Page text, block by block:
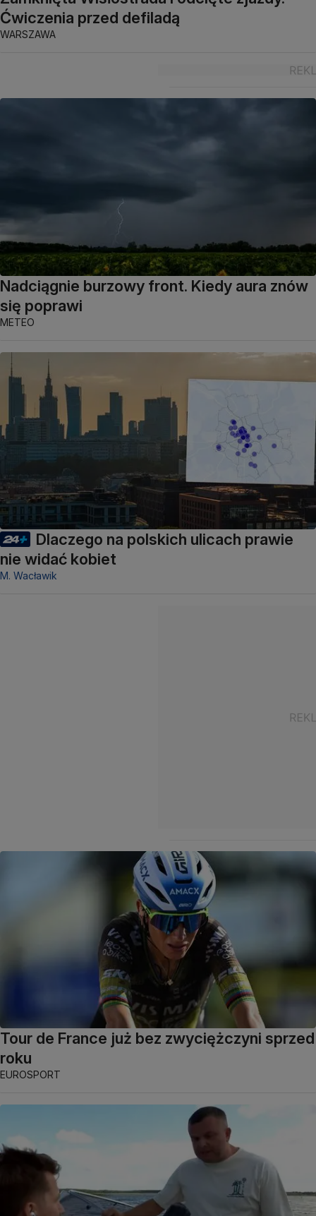
Ćwiczenia przed defiladą
WARSZAWA
Nadciągnie burzowy front. Kiedy aura znów
się poprawi
METEO
Dlaczego na polskich ulicach prawie
nie widać kobiet
M. Wacławik
Tour de France już bez zwyciężczyni sprzed
roku
EUROSPORT